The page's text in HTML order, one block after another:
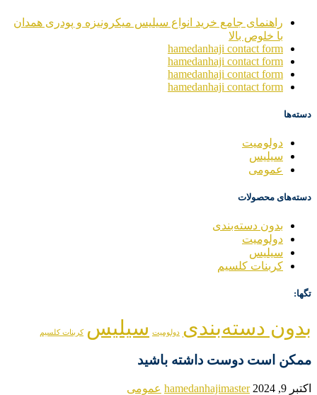
راهنمای جامع خرید انواع سیلیس میکرونیزه و پودری همدان
با خلوص بالا
hamedanhaji contact form
hamedanhaji contact form
hamedanhaji contact form
hamedanhaji contact form
دسته‌ها
دولومیت
سیلیس
عمومی
دسته‌های محصولات
بدون دسته‌بندی
دولومیت
سیلیس
کربنات کلسیم
تگها:
بدون دسته‌بندی دولومیت سیلیس کربنات کلسیم
ممکن است دوست داشته باشید
اکتبر 9, 2024 hamedanhajimaster عمومی